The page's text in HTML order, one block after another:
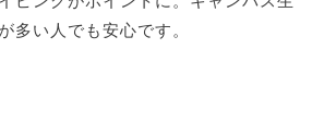
多い人でも安心です。